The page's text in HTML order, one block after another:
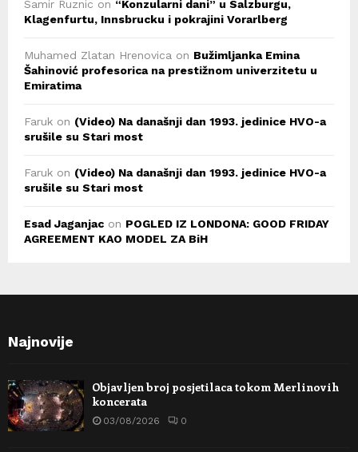
Samir Ruznic on “Konzularni dani” u Salzburgu,
Klagenfurtu, Innsbrucku i pokrajini Vorarlberg
Muhamed Zlatan Hrenovica on Bužimljanka Emina
Šahinović profesorica na prestižnom univerzitetu u
Emiratima
Faruk on (Video) Na današnji dan 1993. jedinice HVO-a
srušile su Stari most
Faruk on (Video) Na današnji dan 1993. jedinice HVO-a
srušile su Stari most
Esad Jaganjac on POGLED IZ LONDONA: GOOD FRIDAY
AGREEMENT KAO MODEL ZA BiH
Najnovije
Objavljen broj posjetilaca tokom Merlinovih
koncerata
03/08/2026 0